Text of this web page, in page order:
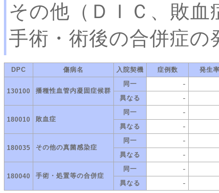
その他（ＤＩＣ、敗
手術・術後の合併症の
DPC 傷病名 入院契機 症例数 発生
130100 播種性血管内凝固症候群
同一 -
異なる -
180010 敗血症
同一 -
異なる -
180035 その他の真菌感染症
同一 -
異なる -
180040 手術・処置等の合併症
同一 -
異なる -